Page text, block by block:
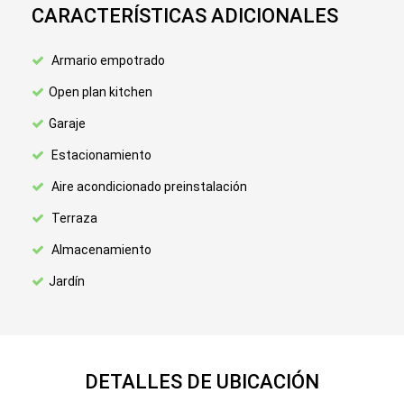
CARACTERÍSTICAS ADICIONALES
Armario empotrado
Open plan kitchen
Garaje
Estacionamiento
Aire acondicionado preinstalación
Terraza
Almacenamiento
Jardín
DETALLES DE UBICACIÓN